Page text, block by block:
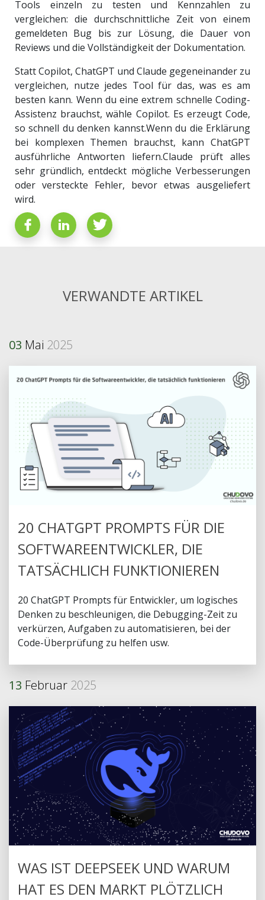
Tools einzeln zu testen und Kennzahlen zu
vergleichen: die durchschnittliche Zeit von einem
gemeldeten Bug bis zur Lösung, die Dauer von
Reviews und die Vollständigkeit der Dokumentation.
Statt Copilot, ChatGPT und Claude gegeneinander zu
vergleichen, nutze jedes Tool für das, was es am
besten kann. Wenn du eine extrem schnelle Coding-
Assistenz brauchst, wähle Copilot. Es erzeugt Code,
so schnell du denken kannst.Wenn du die Erklärung
bei komplexen Themen brauchst, kann ChatGPT
ausführliche Antworten liefern.Claude prüft alles
sehr gründlich, entdeckt mögliche Verbesserungen
oder versteckte Fehler, bevor etwas ausgeliefert
wird.
VERWANDTE ARTIKEL
03 Mai 2025
20 CHATGPT PROMPTS FÜR DIE
SOFTWAREENTWICKLER, DIE
TATSÄCHLICH FUNKTIONIEREN
20 ChatGPT Prompts für Entwickler, um logisches
Denken zu beschleunigen, die Debugging-Zeit zu
verkürzen, Aufgaben zu automatisieren, bei der
Code-Überprüfung zu helfen usw.
13 Februar 2025
WAS IST DEEPSEEK UND WARUM
HAT ES DEN MARKT PLÖTZLICH